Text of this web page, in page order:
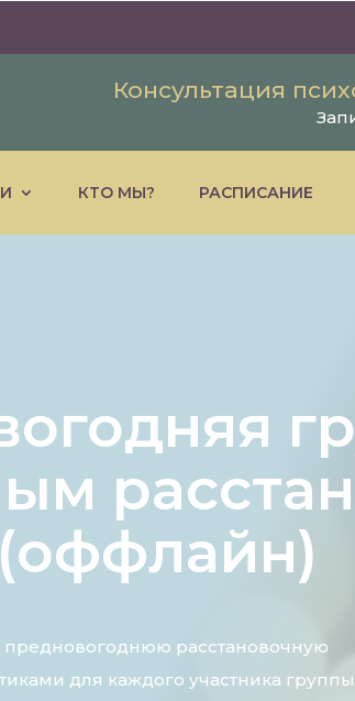
Консультация
КТО МЫ? РАСПИСАНИЕ
расстановочную
для каждого участника